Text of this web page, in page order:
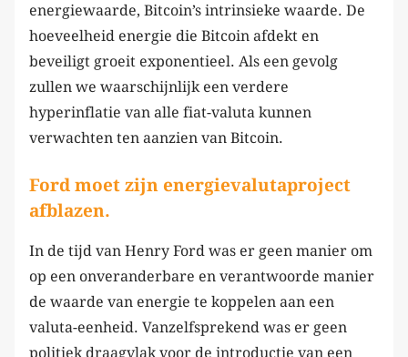
energiewaarde, Bitcoin’s intrinsieke waarde. De
hoeveelheid energie die Bitcoin afdekt en
beveiligt groeit exponentieel. Als een gevolg
zullen we waarschijnlijk een verdere
hyperinflatie van alle fiat-valuta kunnen
verwachten ten aanzien van Bitcoin.
Ford moet zijn energievalutaproject
afblazen.
In de tijd van Henry Ford was er geen manier om
op een onveranderbare en verantwoorde manier
de waarde van energie te koppelen aan een
valuta-eenheid. Vanzelfsprekend was er geen
politiek draagvlak voor de introductie van een